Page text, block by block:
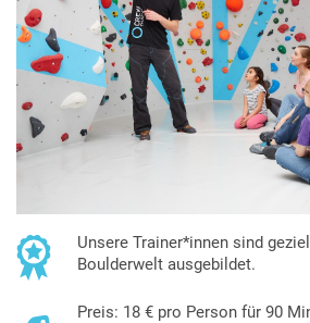
Unsere Trainer*innen sind
Boulderwelt ausgebildet.
Preis: 18 € pro Person für 90